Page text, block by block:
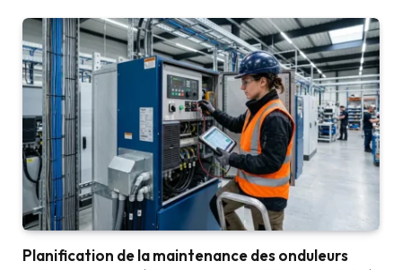
Planification de la maintenance des onduleurs